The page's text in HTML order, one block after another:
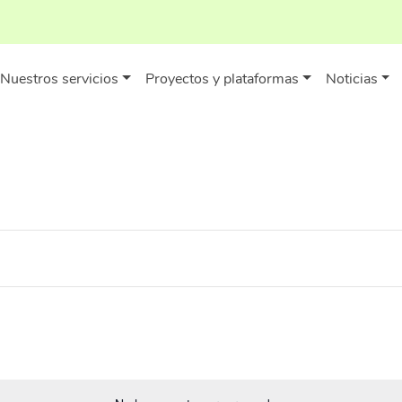
Nuestros servicios Proyectos y plataformas Noticias